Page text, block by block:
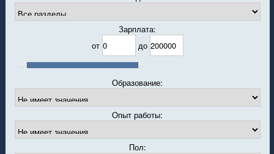
Зарплата:
от
до
Образование:
Опыт работы:
Пол: